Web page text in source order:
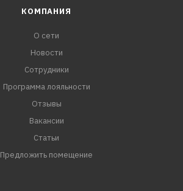
КОМПАНИЯ
О сети
Новости
Сотрудники
Программа лояльности
Отзывы
Вакансии
Статьи
Предложить помещение